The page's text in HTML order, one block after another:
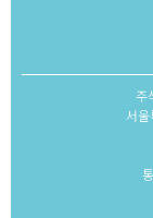
주
서울